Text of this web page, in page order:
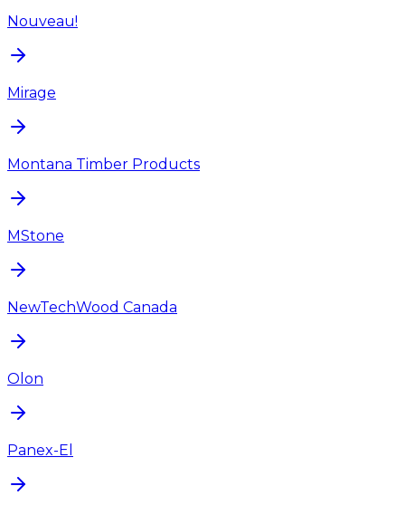
Nouveau!
Mirage
Montana Timber Products
MStone
NewTechWood Canada
Olon
Panex-El